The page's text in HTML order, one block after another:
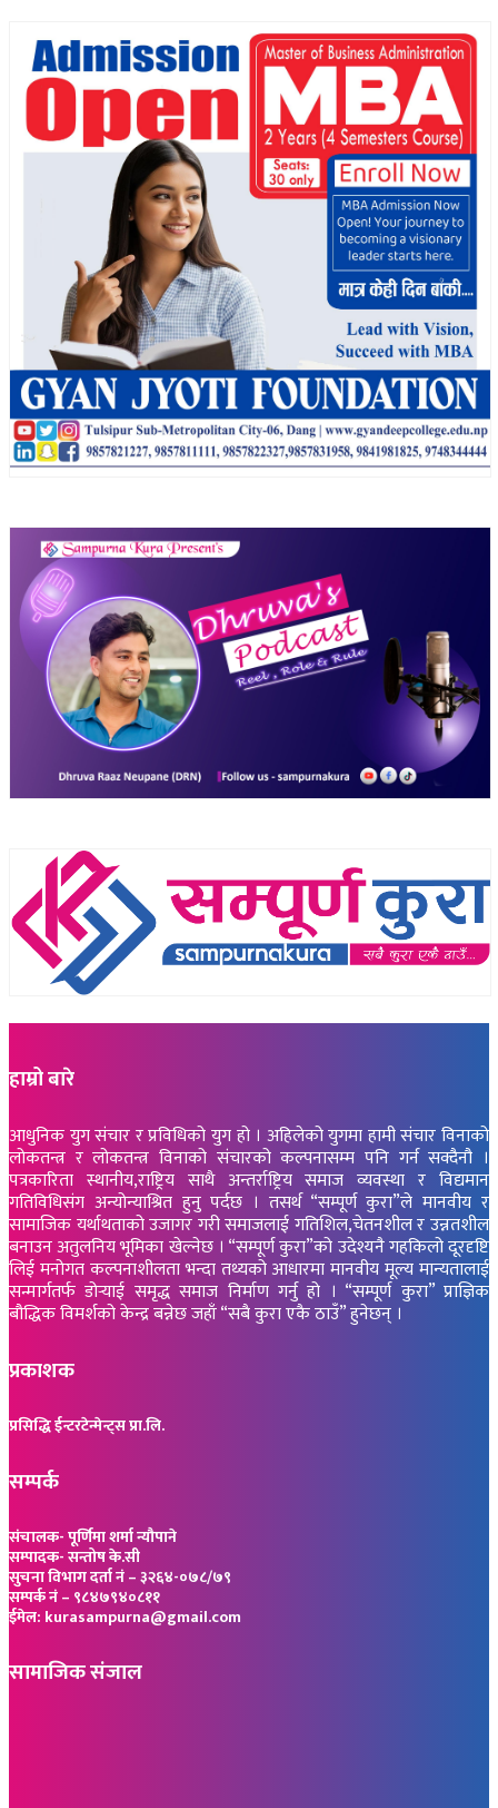
हाम्रो बारे
आधुनिक युग संचार र प्रविधिको युग हो । अहिलेको युगमा हामी संचार विनाको
लोकतन्त्र र लोकतन्त्र विनाको संचारको कल्पनासम्म पनि गर्न सक्दैनौ ।
पत्रकारिता स्थानीय,राष्ट्रिय साथै अन्तर्राष्ट्रिय समाज व्यवस्था र विद्यमान
गतिविधिसंग अन्योन्याश्रित हुनु पर्दछ । तसर्थ “सम्पूर्ण कुरा”ले मानवीय र
सामाजिक यर्थाथताको उजागर गरी समाजलाई गतिशिल,चेतनशील र उन्नतशील
बनाउन अतुलनिय भूमिका खेल्नेछ । “सम्पूर्ण कुरा”को उदेश्यनै गहकिलो दूरदृष्टि
लिई मनोगत कल्पनाशीलता भन्दा तथ्यको आधारमा मानवीय मूल्य मान्यतालाई
सन्मार्गतर्फ डोर्‍याई समृद्ध समाज निर्माण गर्नु हो । “सम्पूर्ण कुरा” प्राज्ञिक
बौद्धिक विमर्शको केन्द्र बन्नेछ जहाँ “सबै कुरा एकै ठाउँ” हुनेछन् ।
प्रकाशक
प्रसिद्धि ईन्टरटेन्मेन्ट्स प्रा.लि.
सम्पर्क
संचालक- पूर्णिमा शर्मा न्यौपाने
सम्पादक- सन्तोष के.सी
सुचना विभाग दर्ता नं – ३२६४-०७८/७९
सम्पर्क नं – ९८४७९४०८११
ईमेल: kurasampurna@gmail.com
सामाजिक संजाल